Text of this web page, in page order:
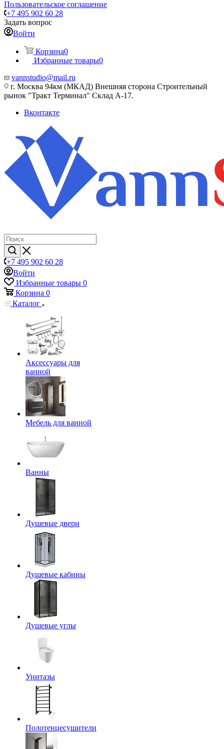
Пользовательское соглашение
+7 495 902 60 28
Задать вопрос
Войти
Корзина0
Избранные товары0
vannstudio@mail.ru
г. Москва 94км (МКАД) Внешняя сторона Строительный
рынок "Тракт Терминал" Склад А-17.
Вконтакте
+7 495 902 60 28
Войти
Избранные товары 0
Корзина 0
Каталог
Аксессуары для
ванной
Мебель для ванной
Ванны
Душевые двери
Душевые кабины
Душевые углы
Унитазы
Полотенцесушители